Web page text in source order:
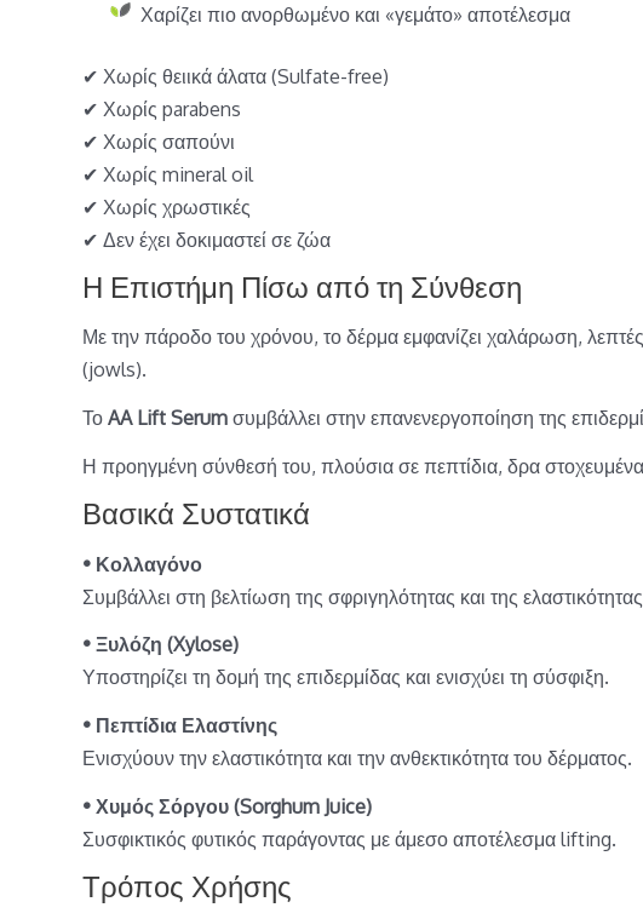
Χαρίζει πιο ανορθωμένο και «γεμάτο» αποτέλεσμα
✔ Χωρίς θειικά άλατα (Sulfate-free)
✔ Χωρίς parabens
✔ Χωρίς σαπούνι
✔ Χωρίς mineral oil
✔ Χωρίς χρωστικές
✔ Δεν έχει δοκιμαστεί σε ζώα
Η Επιστήμη Πίσω από τη Σύνθεση
Με την πάροδο του χρόνου, το δέρμα εμφανίζει χαλάρωση,
(jowls).
Το AA Lift Serum συμβάλλει στην επανενεργοποίηση της
Η προηγμένη σύνθεσή του, πλούσια σε πεπτίδια, δρα στοχευμένα
Βασικά Συστατικά
• Κολλαγόνο
Συμβάλλει στη βελτίωση της σφριγηλότητας και της
• Ξυλόζη (Xylose)
Υποστηρίζει τη δομή της επιδερμίδας και ενισχύει τη σύσφιξη.
• Πεπτίδια Ελαστίνης
Ενισχύουν την ελαστικότητα και την ανθεκτικότητα του δέρματος.
• Χυμός Σόργου (Sorghum Juice)
Συσφικτικός φυτικός παράγοντας με άμεσο αποτέλεσμα lifting.
Τρόπος Χρήσης